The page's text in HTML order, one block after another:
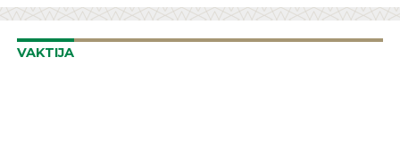
VAKTIJA